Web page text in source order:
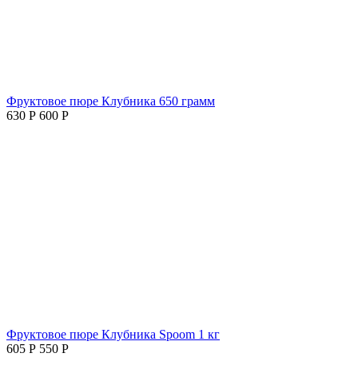
Фруктовое пюре Клубника 650 грамм
630 Р 600 Р
Фруктовое пюре Клубника Spoom 1 кг
605 Р 550 Р